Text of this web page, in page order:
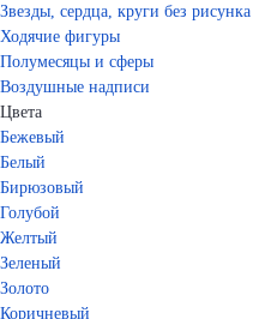
Звезды, сердца, круги без рисунка
Ходячие фигуры
Полумесяцы и сферы
Воздушные надписи
Цвета
Бежевый
Белый
Бирюзовый
Голубой
Желтый
Зеленый
Золото
Коричневый